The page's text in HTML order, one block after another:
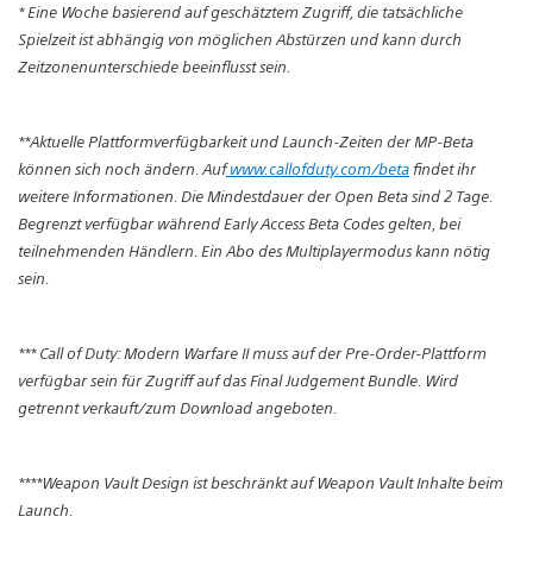
* Eine Woche basierend auf geschätztem Zugriff, die tatsächliche
Spielzeit ist abhängig von möglichen Abstürzen und kann durch
Zeitzonenunterschiede beeinflusst sein.
**Aktuelle Plattformverfügbarkeit und Launch-Zeiten der MP-Beta
können sich noch ändern. Auf www.callofduty.com/beta findet ihr
weitere Informationen. Die Mindestdauer der Open Beta sind 2 Tage.
Begrenzt verfügbar während Early Access Beta Codes gelten, bei
teilnehmenden Händlern. Ein Abo des Multiplayermodus kann nötig
sein.
*** Call of Duty: Modern Warfare II muss auf der Pre-Order-Plattform
verfügbar sein für Zugriff auf das Final Judgement Bundle. Wird
getrennt verkauft/zum Download angeboten.
****Weapon Vault Design ist beschränkt auf Weapon Vault Inhalte beim
Launch.